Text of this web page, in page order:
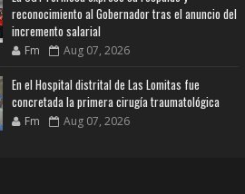
reconocimiento al Gobernador tras el anuncio del
incremento salarial
Fm Aug 07, 2026
En el Hospital distrital de Las Lomitas fue
concretada la primera cirugía traumatológica
Fm Aug 07, 2026